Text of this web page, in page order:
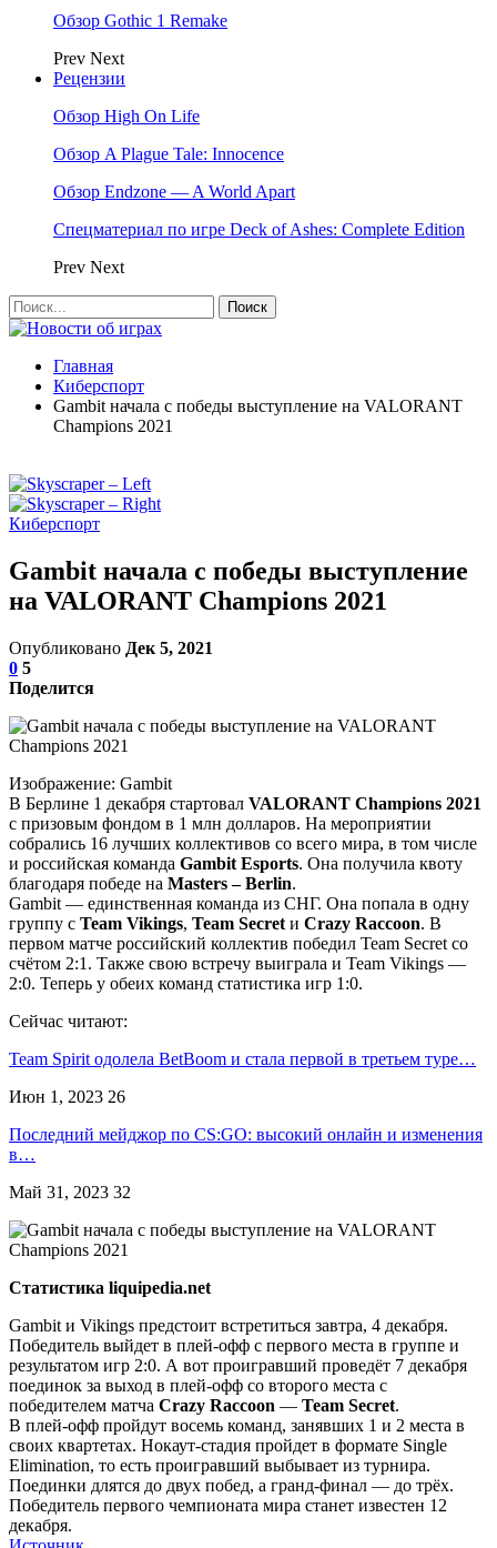
Обзор Gothic 1 Remake
Prev Next
Рецензии
Обзор High On Life
Обзор A Plague Tale: Innocence
Обзор Endzone — A World Apart
Спецматериал по игре Deck of Ashes: Complete Edition
Prev Next
Главная
Киберспорт
Gambit начала с победы выступление на VALORANT
Champions 2021
Киберспорт
Gambit начала с победы выступление
на VALORANT Champions 2021
Опубликовано Дек 5, 2021
0 5
Поделится
Изображение: Gambit
В Берлине 1 декабря стартовал VALORANT Champions 2021
с призовым фондом в 1 млн долларов. На мероприятии
собрались 16 лучших коллективов со всего мира, в том числе
и российская команда Gambit Esports. Она получила квоту
благодаря победе на Masters – Berlin.
Gambit — единственная команда из СНГ. Она попала в одну
группу с Team Vikings, Team Secret и Crazy Raccoon. В
первом матче российский коллектив победил Team Secret со
счётом 2:1. Также свою встречу выиграла и Team Vikings —
2:0. Теперь у обеих команд статистика игр 1:0.
Сейчас читают:
Team Spirit одолела BetBoom и стала первой в третьем туре…
Июн 1, 2023 26
Последний мейджор по CS:GO: высокий онлайн и изменения
в…
Май 31, 2023 32
Статистика liquipedia.net
Gambit и Vikings предстоит встретиться завтра, 4 декабря.
Победитель выйдет в плей-офф с первого места в группе и
результатом игр 2:0. А вот проигравший проведёт 7 декабря
поединок за выход в плей-офф со второго места с
победителем матча Crazy Raccoon — Team Secret.
В плей-офф пройдут восемь команд, занявших 1 и 2 места в
своих квартетах. Нокаут-стадия пройдет в формате Single
Elimination, то есть проигравший выбывает из турнира.
Поединки длятся до двух побед, а гранд-финал — до трёх.
Победитель первого чемпионата мира станет известен 12
декабря.